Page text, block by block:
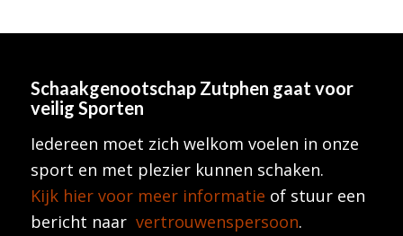
Schaakgenootschap Zutphen gaat voor
veilig Sporten
Iedereen moet zich welkom voelen in onze
sport en met plezier kunnen schaken.
Kijk hier voor meer informatie of stuur een
bericht naar vertrouwenspersoon.